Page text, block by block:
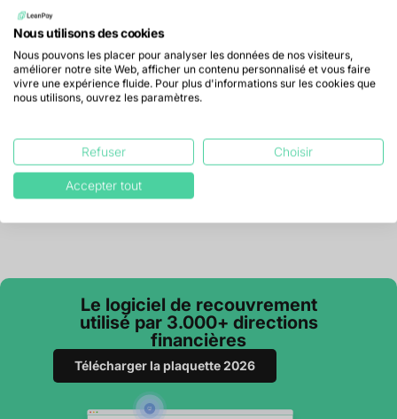
Pierre-Guillaume R.
Prenez une longueur d'avance sur
votre transformation financière
Le logiciel de recouvrement
utilisé par 3.000+ directions
financières
Télécharger la plaquette 2026
Nous utilisons des cookies
Nous pouvons les placer pour analyser les données de nos visiteurs,
améliorer notre site Web, afficher un contenu personnalisé et vous faire
vivre une expérience fluide. Pour plus d'informations sur les cookies que
nous utilisons, ouvrez les paramètres.
Refuser Choisir
Accepter tout